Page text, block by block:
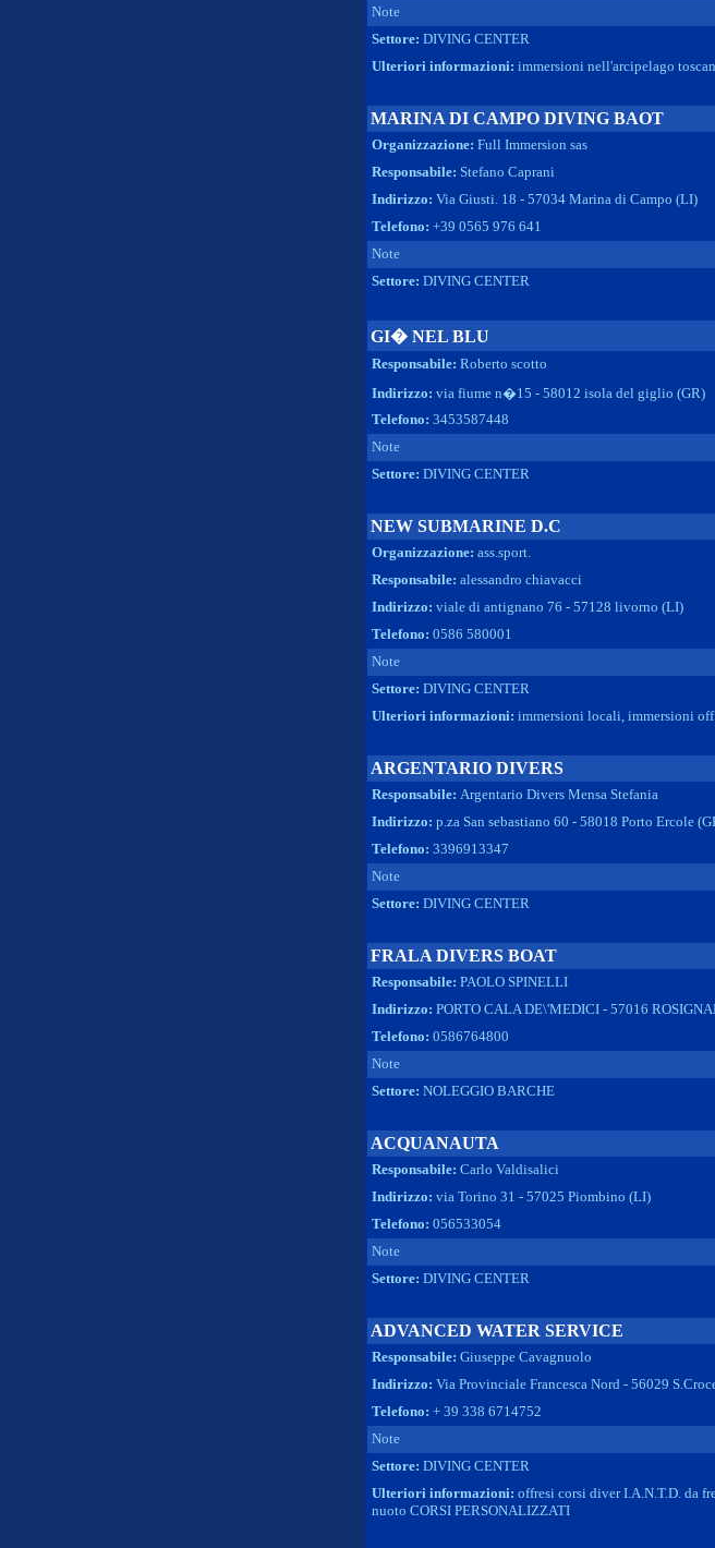
Note
Settore: DIVING CENTER
Ulteriori informazioni: immersioni nell'arcipelago
MARINA DI CAMPO DIVING BAOT
Organizzazione: Full Immersion sas
Responsabile: Stefano Caprani
Indirizzo: Via Giusti. 18 - 57034 Marina di Campo (LI)
Telefono: +39 0565 976 641
Note
Settore: DIVING CENTER
GI� NEL BLU
Responsabile: Roberto scotto
Indirizzo: via fiume n�15 - 58012 isola del giglio (GR)
Telefono: 3453587448
Note
Settore: DIVING CENTER
NEW SUBMARINE D.C
Organizzazione: ass.sport.
Responsabile: alessandro chiavacci
Indirizzo: viale di antignano 76 - 57128 livorno (LI)
Telefono: 0586 580001
Note
Settore: DIVING CENTER
Ulteriori informazioni: immersioni locali, immersioni
ARGENTARIO DIVERS
Responsabile: Argentario Divers Mensa Stefania
Indirizzo: p.za San sebastiano 60 - 58018 Porto Ercole
Telefono: 3396913347
Note
Settore: DIVING CENTER
FRALA DIVERS BOAT
Responsabile: PAOLO SPINELLI
Indirizzo: PORTO CALA DE\'MEDICI - 57016
Telefono: 0586764800
Note
Settore: NOLEGGIO BARCHE
ACQUANAUTA
Responsabile: Carlo Valdisalici
Indirizzo: via Torino 31 - 57025 Piombino (LI)
Telefono: 056533054
Note
Settore: DIVING CENTER
ADVANCED WATER SERVICE
Responsabile: Giuseppe Cavagnuolo
Indirizzo: Via Provinciale Francesca Nord - 56029
Telefono: + 39 338 6714752
Note
Settore: DIVING CENTER
Ulteriori informazioni: offresi corsi diver I.A.N.T.D. da
nuoto CORSI PERSONALIZZATI